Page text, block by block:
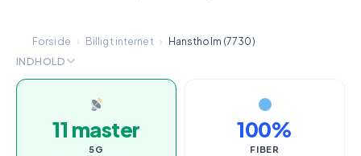
Forside › Billigt internet › Hanstholm (7730)
INDHOLD
11 master
5G
100%
FIBER